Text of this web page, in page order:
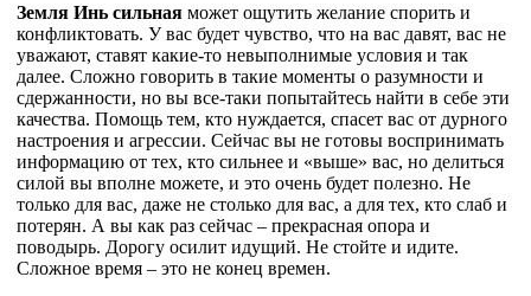
Земля Инь сильная может ощутить желание спорить и
конфликтовать. У вас будет чувство, что на вас давят, вас не
уважают, ставят какие-то невыполнимые условия и так
далее. Сложно говорить в такие моменты о разумности и
сдержанности, но вы все-таки попытайтесь найти в себе эти
качества. Помощь тем, кто нуждается, спасет вас от дурного
настроения и агрессии. Сейчас вы не готовы воспринимать
информацию от тех, кто сильнее и «выше» вас, но делиться
силой вы вполне можете, и это очень будет полезно. Не
только для вас, даже не столько для вас, а для тех, кто слаб и
потерян. А вы как раз сейчас – прекрасная опора и
поводырь. Дорогу осилит идущий. Не стойте и идите.
Сложное время – это не конец времен.